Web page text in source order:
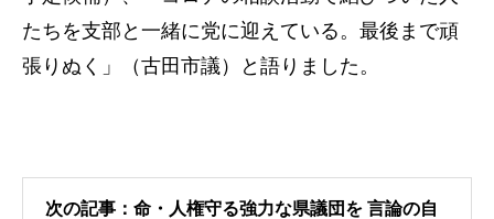
たちを支部と一緒に党に迎えている。最後まで頑
張りぬく」（古田市議）と語りました。
次の記事：命・人権守る強力な県議団を 言論の自